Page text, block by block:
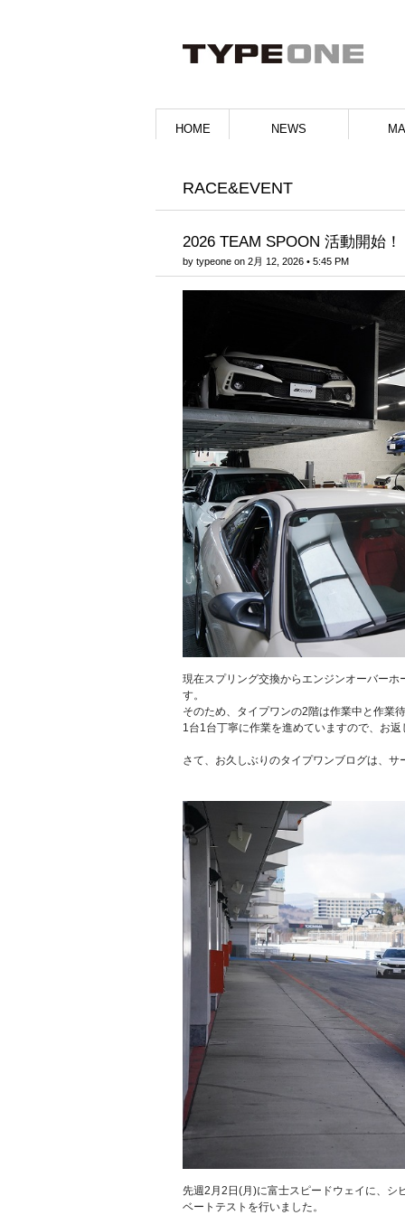
HOME NEWS
RACE&EVENT
2026 TEAM SPOON 活動開始！
by typeone on 2月 12, 2026 • 5:45 PM
現在スプリング交換からエンジンオーバー
す。
そのため、タイプワンの2階は作業中と作業
1台1台丁寧に作業を進めていますので、お
さて、お久しぶりのタイプワンブログは、サ
先週2月2日(月)に富士スピードウェイに、シ
ベートテストを行いました。